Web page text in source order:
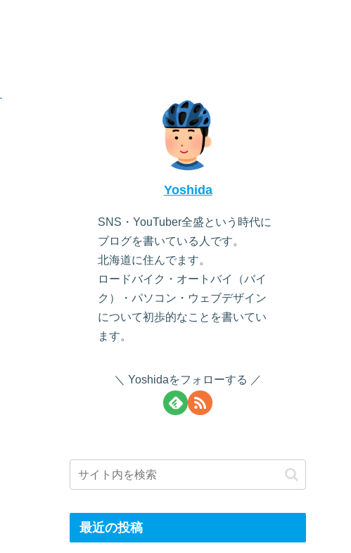
Yoshida
SNS・YouTuber全盛という時代に
ブログを書いている人です。
北海道に住んでます。
ロードバイク・オートバイ（バイ
ク）・パソコン・ウェブデザイン
について初歩的なことを書いてい
ます。
Yoshidaをフォローする
最近の投稿